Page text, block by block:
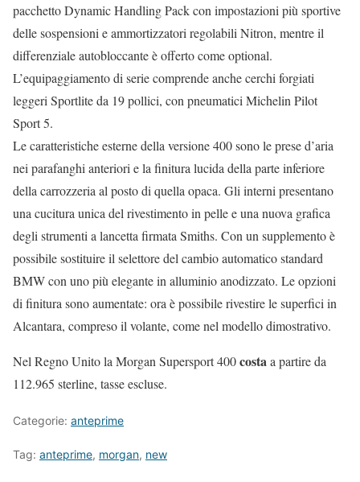
pacchetto Dynamic Handling Pack con impostazioni più sportive
delle sospensioni e ammortizzatori regolabili Nitron, mentre il
differenziale autobloccante è offerto come optional.
L’equipaggiamento di serie comprende anche cerchi forgiati
leggeri Sportlite da 19 pollici, con pneumatici Michelin Pilot
Sport 5.
Le caratteristiche esterne della versione 400 sono le prese d’aria
nei parafanghi anteriori e la finitura lucida della parte inferiore
della carrozzeria al posto di quella opaca. Gli interni presentano
una cucitura unica del rivestimento in pelle e una nuova grafica
degli strumenti a lancetta firmata Smiths. Con un supplemento è
possibile sostituire il selettore del cambio automatico standard
BMW con uno più elegante in alluminio anodizzato. Le opzioni
di finitura sono aumentate: ora è possibile rivestire le superfici in
Alcantara, compreso il volante, come nel modello dimostrativo.
Nel Regno Unito la Morgan Supersport 400costaa partire da
112.965 sterline, tasse escluse.
Categorie: anteprime
Tag: anteprime, morgan, new